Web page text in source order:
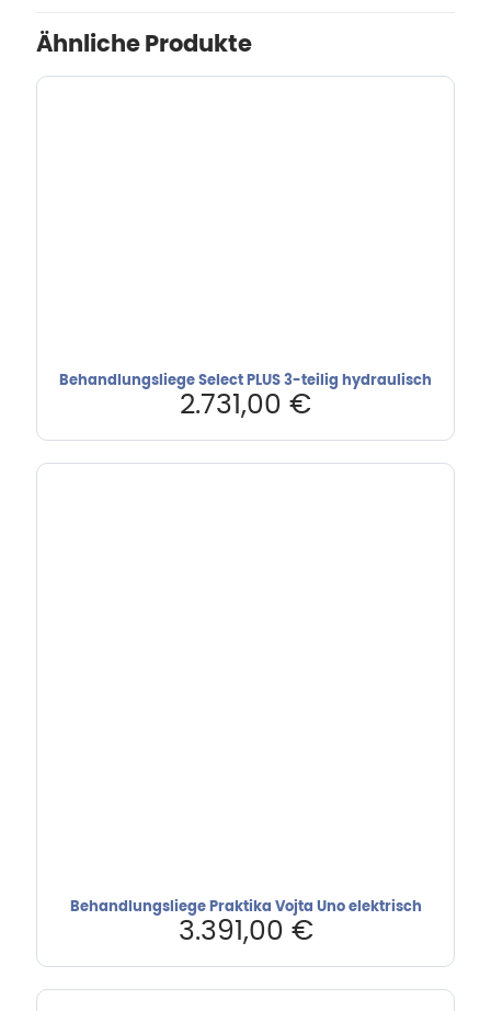
Ähnliche Produkte
Behandlungsliege Select PLUS 3-teilig hydraulisch
2.731,00 €
Behandlungsliege Praktika Vojta Uno elektrisch
3.391,00 €